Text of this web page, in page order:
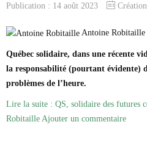
Publication : 14 août 2023
Antoine Robitaille
Québec solidaire, dans une récente
la responsabilité (pourtant évidente)
problèmes de l’heure.
Lire la suite : QS, solidaire des futures
Robitaille Ajouter un commentaire